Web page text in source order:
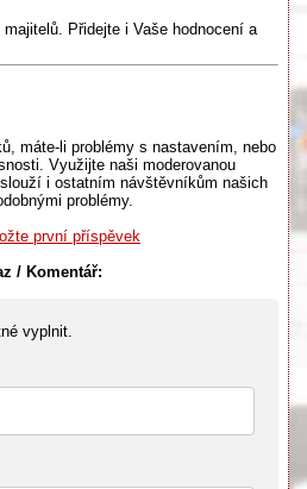
Přidejte i Vaše hodnocení a
máte-li problémy s nastavením, nebo
Využijte naši moderovanou
i ostatním návštěvníkům našich
problémy.
první příspěvek
/ Komentář:
vyplnit.